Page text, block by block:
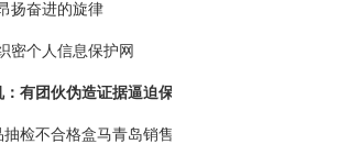
扬奋进的旋律
密个人信息保护网
有团伙伪造证据逼迫保险公司全额退保
检不合格盒马青岛销售猪肉样品在列